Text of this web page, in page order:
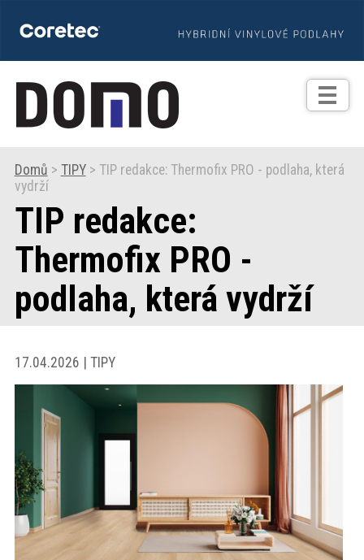
TIPY
Zprávy
Praxe
Fotogalerie
Produkty
Prodejní
ProfiMag
Kontakt
Domů > TIPY> TIP redakce: Thermofix PRO - podlaha, která
vydrží
TIP redakce:
Thermofix PRO -
podlaha, která vydrží
17.04.2026 | TIPY